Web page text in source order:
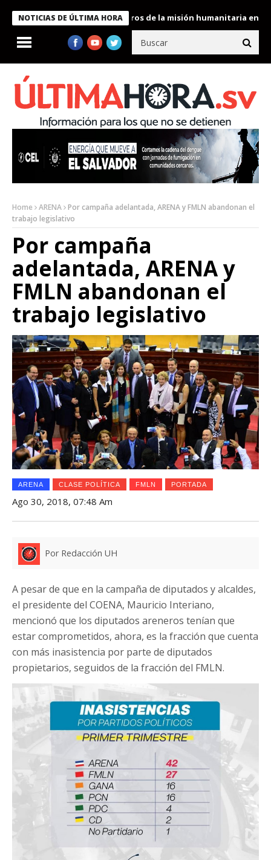
NOTICIAS DE ÚLTIMA HORA
condecora a miembros de la misión humanitaria enviada a
Home ARENA Por campaña adelantada, ARENA y FMLN abandonan el
trabajo legislativo
Por campaña
adelantada, ARENA y
FMLN abandonan el
trabajo legislativo
ARENA CLASE POLÍTICA FMLN PORTADA
Ago 30, 2018, 07:48 Am
Por Redacción UH
A pesar de que en la campaña de diputados y alcaldes,
el presidente del COENA, Mauricio Interiano,
mencionó que los diputados areneros tenían que
estar comprometidos, ahora, es la fracción que cuenta
con más inasistencia por parte de diputados
propietarios, seguidos de la fracción del FMLN.